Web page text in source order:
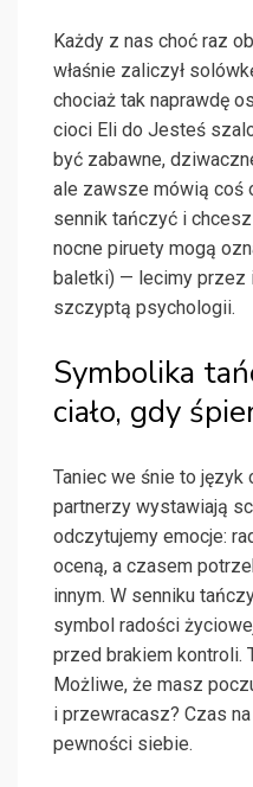
Każdy z nas choć raz
właśnie zaliczył
chociaż tak naprawdę
cioci Eli do Jesteś
być zabawne,
ale zawsze mówią coś
sennik tańczyć i
nocne piruety mogą
baletki) — lecimy przez
szczyptą psychologii.
Symbolika
ciało, gdy
Taniec we śnie to język
partnerzy wystawiają
odczytujemy emocje:
oceną, a czasem
innym. W senniku
symbol radości
przed brakiem kontroli.
Możliwe, że masz
i przewracasz? Czas
pewności siebie.